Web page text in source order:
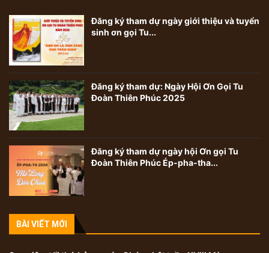
Đăng ký tham dự ngày giới thiệu và tuyển
sinh ơn gọi Tu...
Đăng ký tham dự: Ngày Hội Ơn Gọi Tu
Đoàn Thiên Phúc 2025
Đăng ký tham dự ngày hội Ơn gọi Tu
Đoàn Thiên Phúc Ép-pha-tha...
BÀI VIẾT MỚI